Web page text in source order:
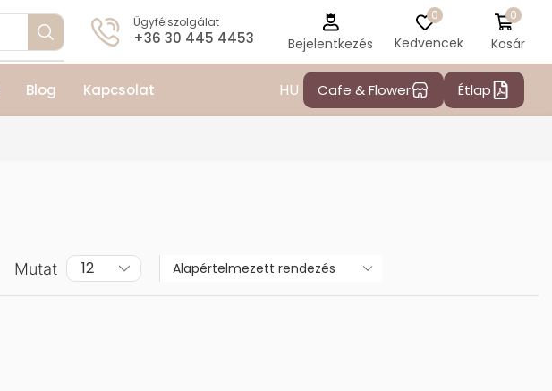
Ügyfélszolgálat
+36 30 445 4453 Bejelentkezés
0
Kedvencek
0
Kosár
Blog Kapcsolat HU Cafe & Flower Étlap
Mutat